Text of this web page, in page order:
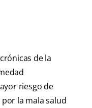
de la
riesgo de
la mala salud